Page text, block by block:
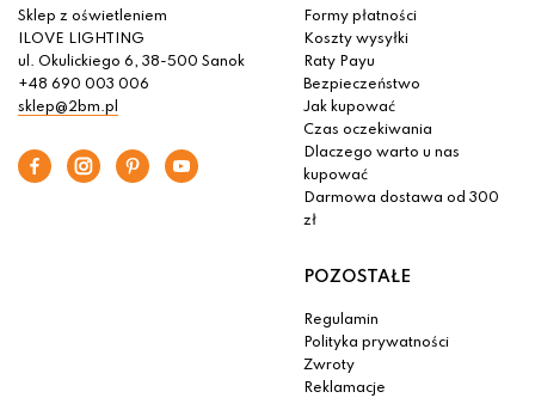
Sklep z oświetleniem
ILOVE LIGHTING
ul. Okulickiego 6, 38-500 Sanok
+48 690 003 006
sklep@2bm.pl
Formy płatności
Koszty wysyłki
Raty Payu
Bezpieczeństwo
Jak kupować
Czas oczekiwania
Dlaczego warto u nas
kupować
Darmowa dostawa od 300
zł
POZOSTAŁE
Regulamin
Polityka prywatności
Zwroty
Reklamacje